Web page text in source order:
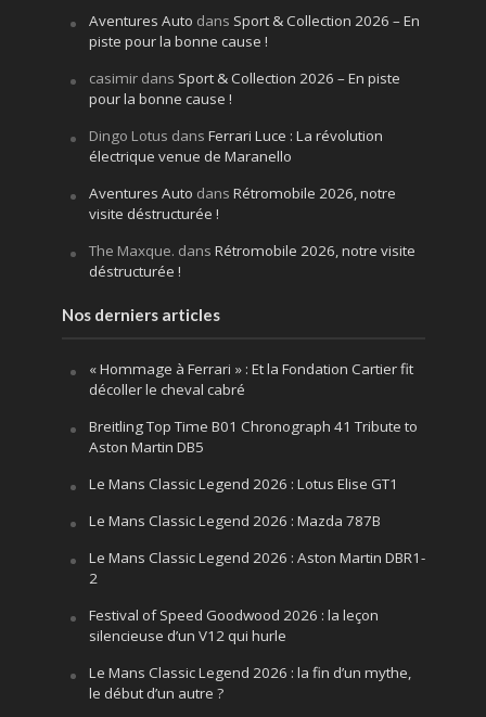
Aventures Auto dans Sport & Collection 2026 – En
piste pour la bonne cause !
casimirdans Sport & Collection 2026 – En piste
pour la bonne cause !
Dingo Lotus dans Ferrari Luce : La révolution
électrique venue de Maranello
Aventures Auto dans Rétromobile 2026, notre
visite déstructurée !
The Maxque. dans Rétromobile 2026, notre visite
déstructurée !
Nos derniers articles
« Hommage à Ferrari » : Et la Fondation Cartier fit
décoller le cheval cabré
Breitling Top Time B01 Chronograph 41 Tribute to
Aston Martin DB5
Le Mans Classic Legend 2026 : Lotus Elise GT1
Le Mans Classic Legend 2026 : Mazda 787B
Le Mans Classic Legend 2026 : Aston Martin DBR1-
2
Festival of Speed Goodwood 2026 : la leçon
silencieuse d’un V12 qui hurle
Le Mans Classic Legend 2026 : la fin d’un mythe,
le début d’un autre ?